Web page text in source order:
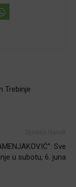
Trebinje
Sve
u subotu, 6. juna